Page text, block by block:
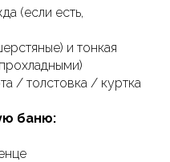
(если есть,
и тонкая
/ толстовка / куртка
баню: